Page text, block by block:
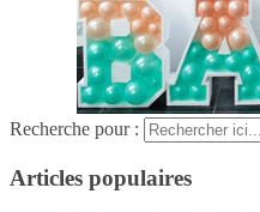
Recherche pour :
Articles populaires